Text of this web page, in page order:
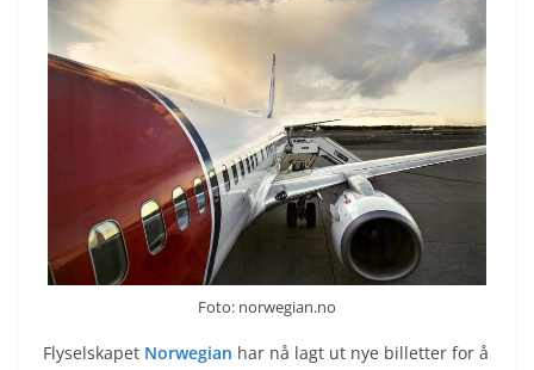
Foto: norwegian.no
Flyselskapet Norwegian har nå lagt ut nye billetter for å